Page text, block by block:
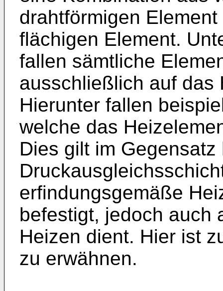
drahtförmigen
flächigen Element.
fallen sämtliche
ausschließlich auf das
Hierunter fallen
welche das
Dies gilt im
erfindungsgemäße
befestigt, jedoch auch
Heizen dient. Hier ist
zu erwähnen.